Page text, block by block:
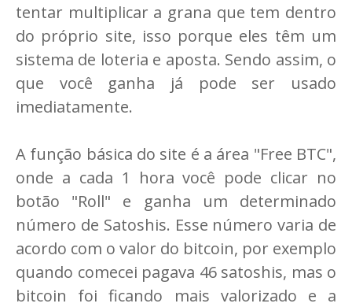
tentar multiplicar a grana que tem dentro
do próprio site, isso porque eles têm um
sistema de loteria e aposta. Sendo assim, o
que você ganha já pode ser usado
imediatamente.
A função básica do site é a área "Free BTC",
onde a cada 1 hora você pode clicar no
botão "Roll" e ganha um determinado
número de Satoshis. Esse número varia de
acordo com o valor do bitcoin, por exemplo
quando comecei pagava 46 satoshis, mas o
bitcoin foi ficando mais valorizado e a